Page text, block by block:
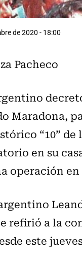
de 2020 - 18:00
Pacheco
Maradona,
“10”
en su
operación
refirió a la
este